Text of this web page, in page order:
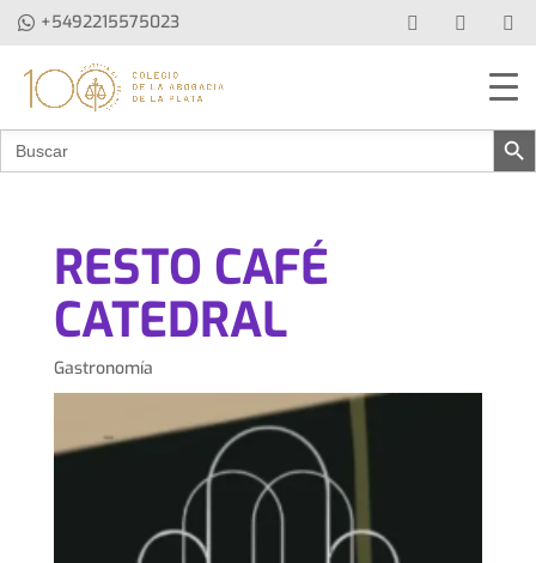
+5492215575023
Buscar: Botón de
RESTO CAFÉ
CATEDRAL
Gastronomía